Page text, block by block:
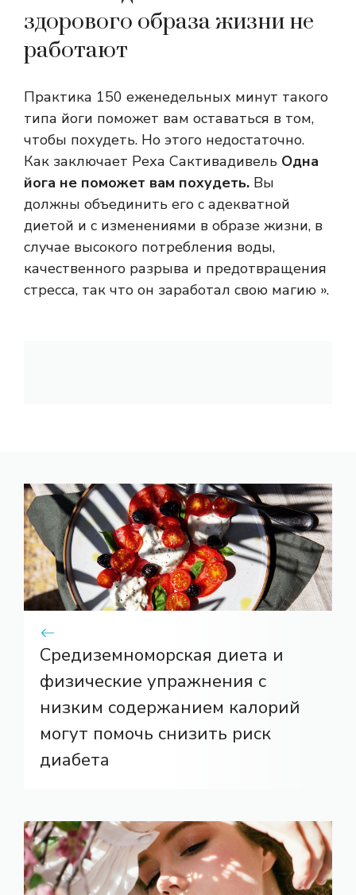
здорового образа жизни не
работают
Практика 150 еженедельных минут такого
типа йоги поможет вам оставаться в том,
чтобы похудеть. Но этого недостаточно.
Как заключает Реха Сактивадивель Одна
йога не поможет вам похудеть. Вы
должны объединить его с адекватной
диетой и с изменениями в образе жизни, в
случае высокого потребления воды,
качественного разрыва и предотвращения
стресса, так что он заработал свою магию ».
Средиземноморская диета и
физические упражнения с
низким содержанием калорий
могут помочь снизить риск
диабета